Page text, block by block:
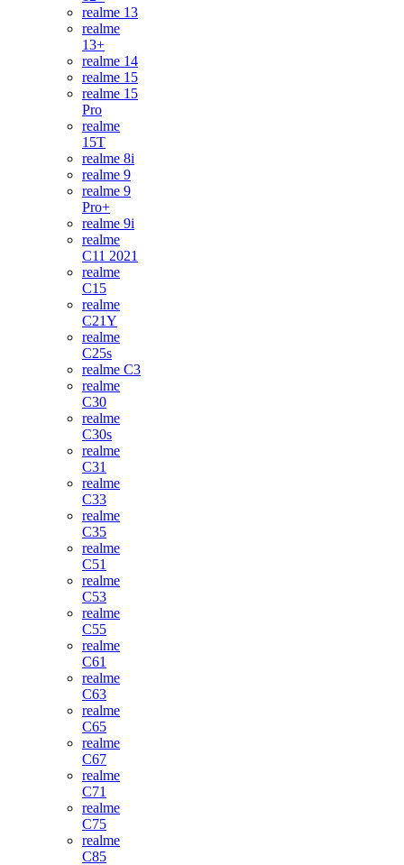
realme 13
realme
13+
realme 14
realme 15
realme 15
Pro
realme
15T
realme 8i
realme 9
realme 9
Pro+
realme 9i
realme
C11 2021
realme
C15
realme
C21Y
realme
C25s
realme C3
realme
C30
realme
C30s
realme
C31
realme
C33
realme
C35
realme
C51
realme
C53
realme
C55
realme
C61
realme
C63
realme
C65
realme
C67
realme
C71
realme
C75
realme
C85